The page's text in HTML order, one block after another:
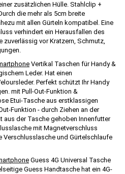
zusätzlichen Hülle. Stahlclip +
die mehr als 5cm breite
mit allen Gürteln kompatibel. Eine
verhindert ein Herausfallen des
zuverlässig vor Kratzern, Schmutz,
Vertikal Taschen für Handy &
Leder. Hat einen
Perfekt schützt Ihr Handy
mit Pull-Out-Funktion &
Etui-Tasche aus erstklassigen
Funktion - durch Ziehen an der
aus der Tasche gehoben Innenfutter
mit Magnetverschluss
Verschlusslasche und Gürtelschlaufe
Guess 4G Universal Tasche
Guess Handtasche hat ein 4G-